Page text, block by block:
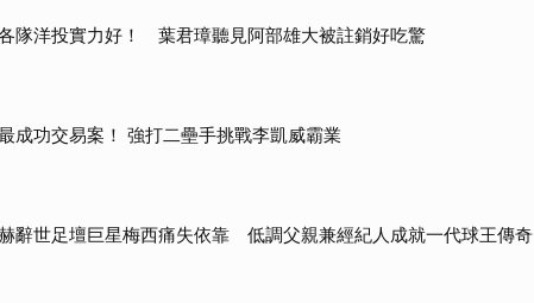
隊洋投實力好！ 葉君璋聽見阿部雄大被註銷好吃驚
成功交易案！ 強打二壘手挑戰李凱威霸業
辭世足壇巨星梅西痛失依靠 低調父親兼經紀人成就一代球王傳奇